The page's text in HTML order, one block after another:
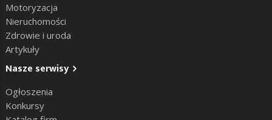
Motoryzacja
Nieruchomości
Zdrowie i uroda
Artykuły
Nasze serwisy
Ogłoszenia
Konkursy